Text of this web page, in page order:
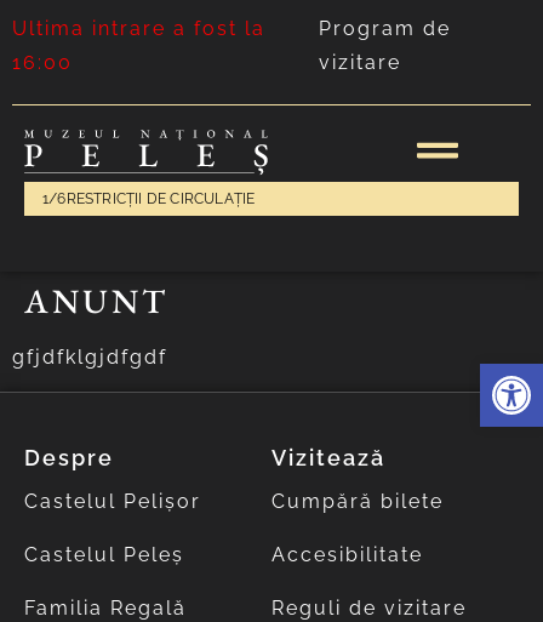
Ultima intrare a fost la
16:00
Program de
vizitare
1/6 RESTRICȚII DE CIRCULAȚIE
ANUNT
gfjdfklgjdfgdf
Despre
Castelul Pelișor
Castelul Peleș
Familia Regală
Vizitează
Cumpără bilete
Accesibilitate
Reguli de vizitare